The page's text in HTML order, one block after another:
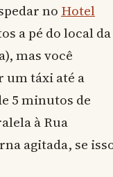
no Hotel
a pé do local da
mas você
um táxi até a
5 minutos de
à Rua
agitada, se